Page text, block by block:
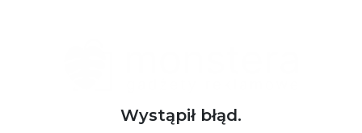
Wystąpił błąd.